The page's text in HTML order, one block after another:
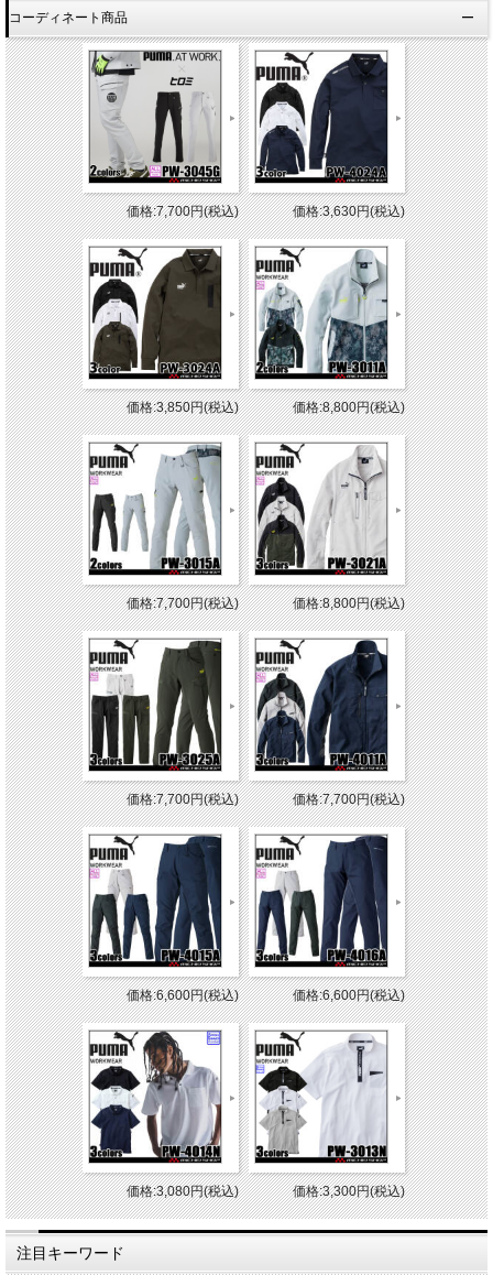
コーディネート商品
価格:7,700円(税込) 価格:3,630円(税込)
価格:3,850円(税込) 価格:8,800円(税込)
価格:7,700円(税込) 価格:8,800円(税込)
価格:7,700円(税込) 価格:7,700円(税込)
価格:6,600円(税込) 価格:6,600円(税込)
価格:3,080円(税込) 価格:3,300円(税込)
注目キーワード